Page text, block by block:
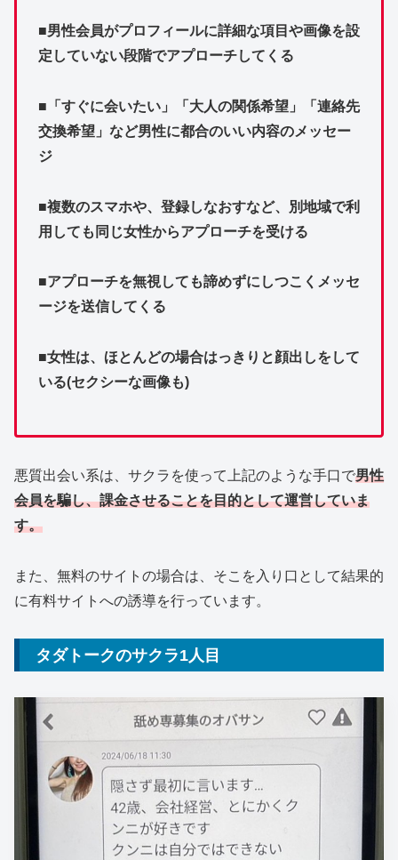
■男性会員がプロフィールに詳細な項目や画像を設
定していない段階でアプローチしてくる
■「すぐに会いたい」「大人の関係希望」「連絡先
交換希望」など男性に都合のいい内容のメッセー
ジ
■複数のスマホや、登録しなおすなど、別地域で利
用しても同じ女性からアプローチを受ける
■アプローチを無視しても諦めずにしつこくメッセ
ージを送信してくる
■女性は、ほとんどの場合はっきりと顔出しをして
いる(セクシーな画像も)
悪質出会い系は、サクラを使って上記のような手口で男性
会員を騙し、課金させることを目的として運営していま
す。
また、無料のサイトの場合は、そこを入り口として結果的
に有料サイトへの誘導を行っています。
タダトークのサクラ1人目